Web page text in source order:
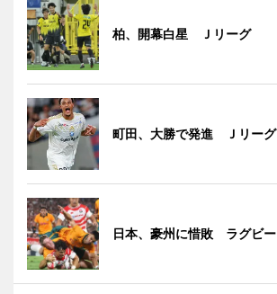
柏、開幕白星 Ｊリーグ
町田、大勝で発進 Ｊリーグ
日本、豪州に惜敗 ラグビー